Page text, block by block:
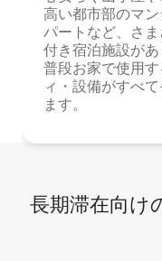
高い都市部のマ
パートなど、さ
付き宿泊施設が
普段お家で使用
ィ・設備がすべ
ます。
長期滞在向け⁠